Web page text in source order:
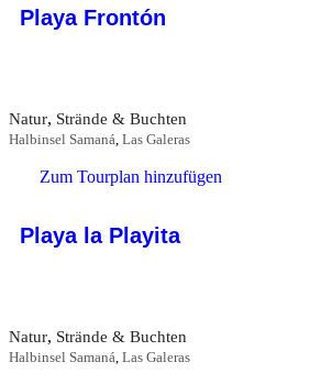
Playa Frontón
Natur, Strände & Buchten
Halbinsel Samaná Las Galeras
Zum Tourplan hinzufügen
Playa la Playita
Natur, Strände & Buchten
Halbinsel Samaná, Las Galeras